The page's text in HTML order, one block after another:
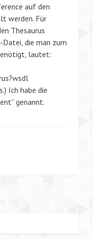
auf den
werden. Für
Thesaurus
Datei, die man zum
lautet:
Ich habe die
genannt.